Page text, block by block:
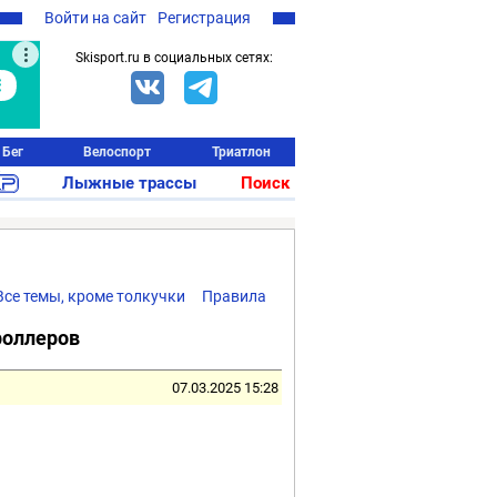
Войти на сайт Регистрация
Skisport.ru в социальных сетях:
Бег Велоспорт Триатлон
Лыжные трассы Поиск
Правила
темы, кроме толкучки
07.03.2025 15:28